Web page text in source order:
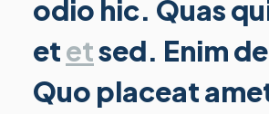
odio hic. Quas
etetsed. Enim
Quo placeat